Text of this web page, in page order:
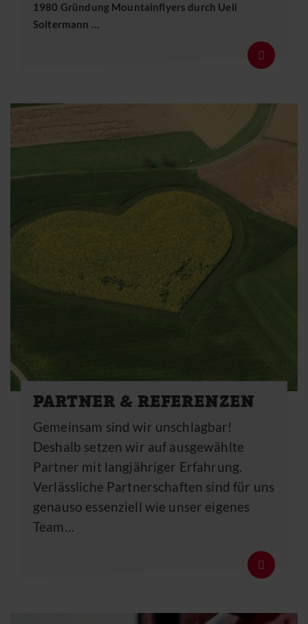
1980 Gründung Mountainflyers durch Ueli
Soltermann …
Details
PARTNER & REFERENZEN
Gemeinsam sind wir unschlagbar!
Deshalb setzen wir auf ausgewählte
Partner mit langjähriger Erfahrung.
Verlässliche Partnerschaften sind für uns
genauso essenziell wie unser eigenes
Team…
Details